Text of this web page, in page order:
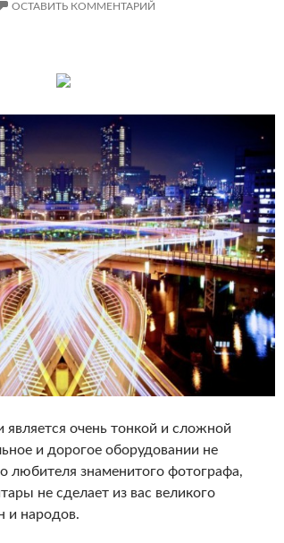
ОСТАВИТЬ КОММЕНТАРИЙ
является очень тонкой и сложной
и дорогое оборудовании не
любителя знаменитого фотографа,
не сделает из вас великого
и народов.